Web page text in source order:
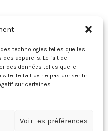
technologies telles que les
appareils. Le fait de
des données telles que le
Le fait de ne pas consentir
sur certaines
Voir les préférences